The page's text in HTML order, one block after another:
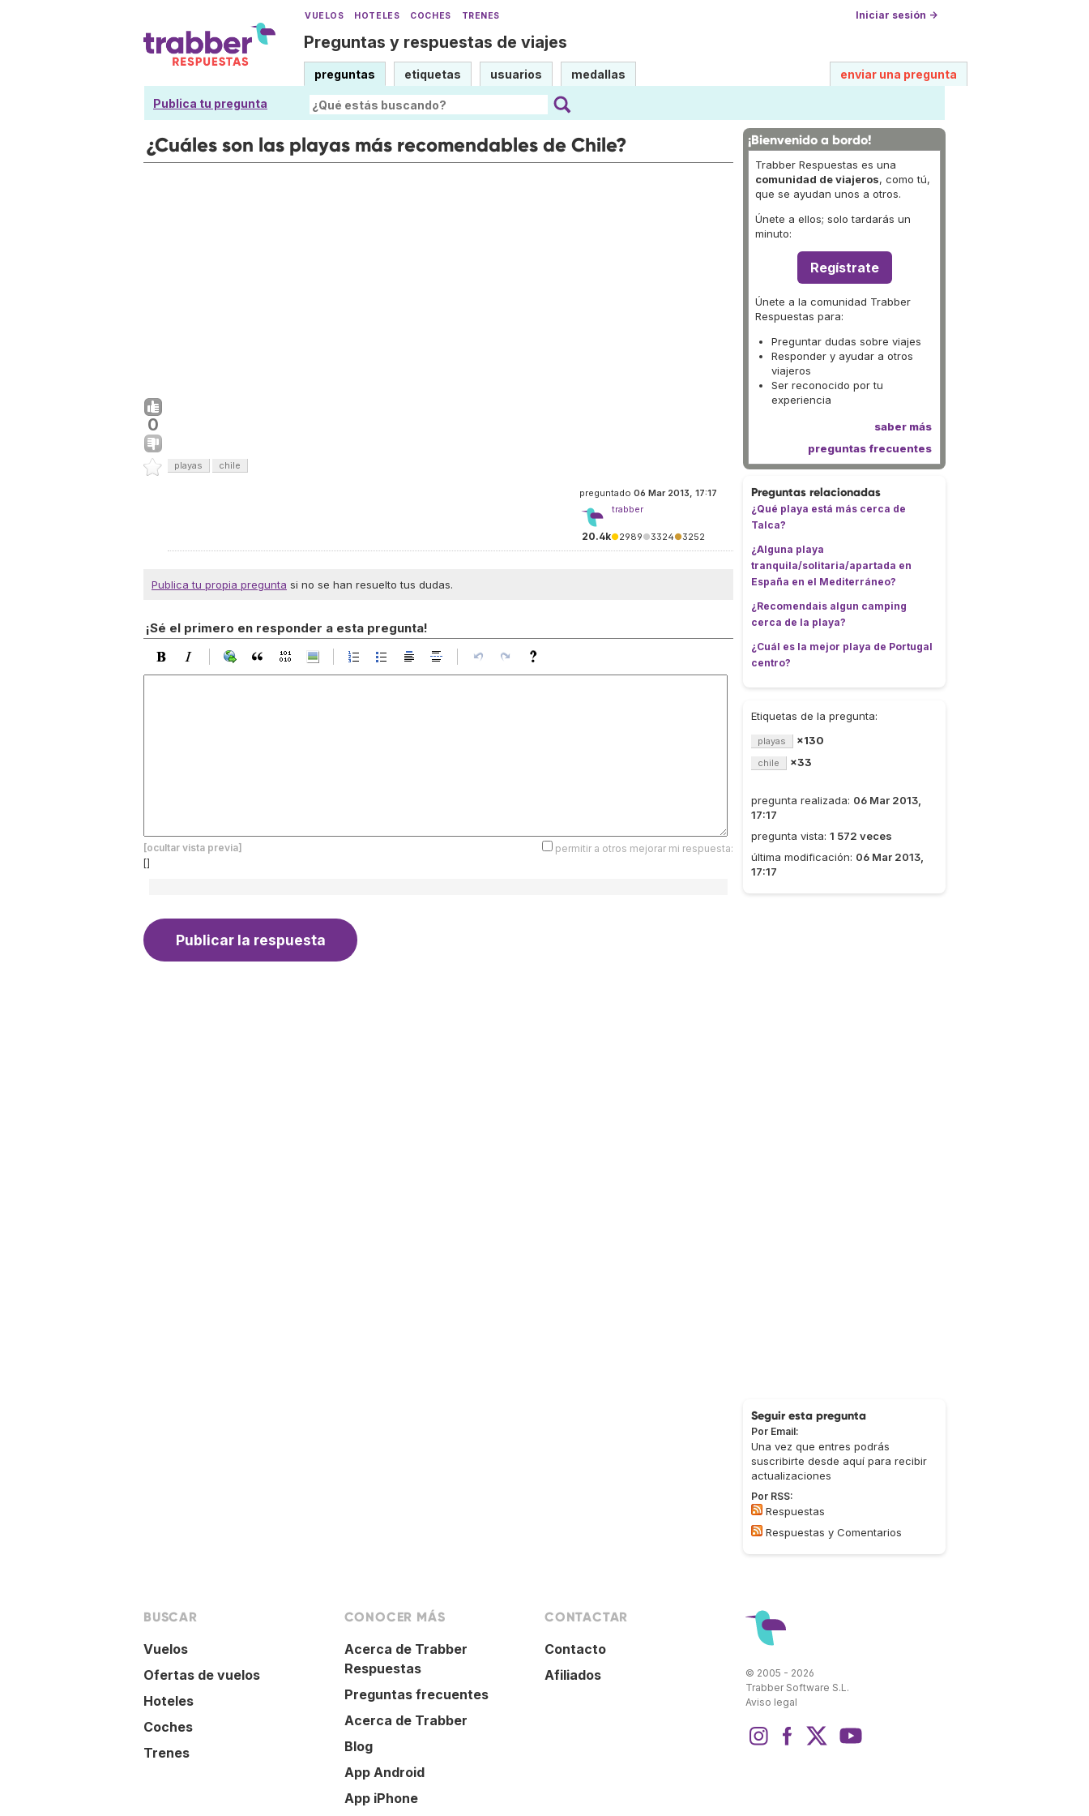
VUELOS HOTELES COCHES TRENES Iniciar sesión →
Preguntas y respuestas de viajes
preguntas etiquetas usuarios medallas enviar una pregunta
Publica tu pregunta
¿Cuáles son las playas más recomendables de Chile?
0
playas chile
preguntado 06 Mar 2013, 17:17
trabber
20.4k●2989●3324●3252
Publica tu propia pregunta si no se han resuelto tus dudas.
¡Sé el primero en responder a esta pregunta!
[ocultar vista previa]
permitir a otros mejorar mi respuesta:
[]
¡Bienvenido a bordo!
Trabber Respuestas es una
comunidad de viajeros, como tú,
que se ayudan unos a otros.
Únete a ellos; solo tardarás un
minuto:
Regístrate
Únete a la comunidad Trabber
Respuestas para:
Preguntar dudas sobre viajes
Responder y ayudar a otros
viajeros
Ser reconocido por tu
experiencia
saber más
preguntas frecuentes
Preguntas relacionadas
¿Qué playa está más cerca de
Talca?
¿Alguna playa
tranquila/solitaria/apartada en
España en el Mediterráneo?
¿Recomendais algun camping
cerca de la playa?
¿Cuál es la mejor playa de Portugal
centro?
Etiquetas de la pregunta:
playas ×130
chile ×33
pregunta realizada: 06 Mar 2013,
17:17
pregunta vista: 1 572 veces
última modificación: 06 Mar 2013,
17:17
Seguir esta pregunta
Por Email:
Una vez que entres podrás
suscribirte desde aquí para recibir
actualizaciones
Por RSS:
Respuestas
Respuestas y Comentarios
BUSCAR
Vuelos
Ofertas de vuelos
Hoteles
Coches
Trenes
CONOCER MÁS
Acerca de Trabber
Respuestas
Preguntas frecuentes
Acerca de Trabber
Blog
App Android
App iPhone
CONTACTAR
Contacto
Afiliados
© 2005 - 2026
Trabber Software S.L.
Aviso legal